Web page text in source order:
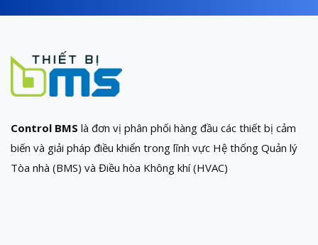
Control BMS là đơn vị phân phối hàng đầu các thiết bị cảm
biến và giải pháp điều khiển trong lĩnh vực Hệ thống Quản lý
Tòa nhà (BMS) và Điều hòa Không khí (HVAC)